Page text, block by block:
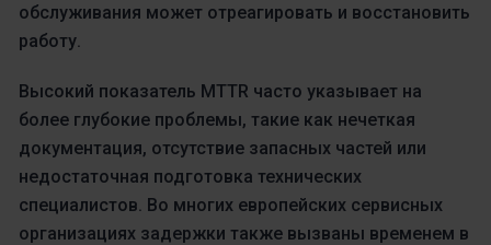
обслуживания может отреагировать и восстановить
работу.
Высокий показатель MTTR часто указывает на
более глубокие проблемы, такие как нечеткая
документация, отсутствие запасных частей или
недостаточная подготовка технических
специалистов. Во многих европейских сервисных
организациях задержки также вызваны временем в